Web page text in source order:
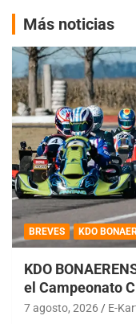
Más noticias
BREVES KDO
KDO
el Campeonato
7 agosto, 2026 E-